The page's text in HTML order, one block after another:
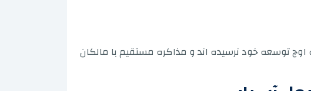
توسعه خود نرسیده اند و مذاکره مستقیم با مالکان